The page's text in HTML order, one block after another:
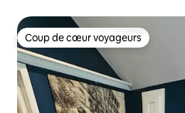
Coup de cœur voyageurs
Coup de cœur voyageurs